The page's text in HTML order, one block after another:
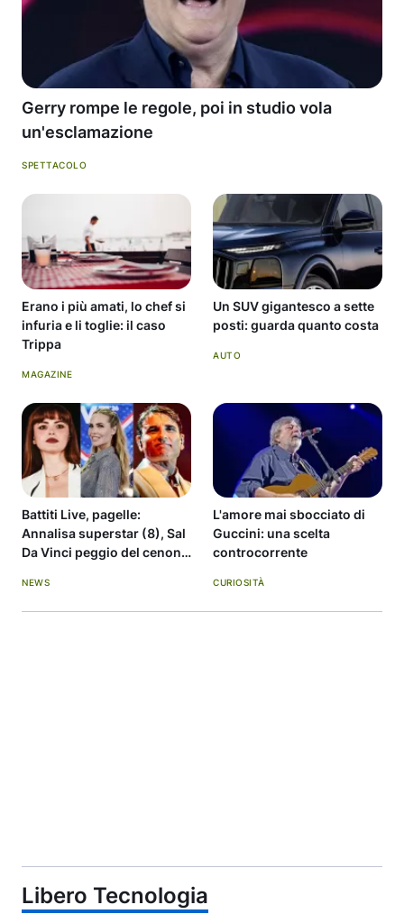
Gerry rompe le regole, poi in studio vola
un'esclamazione
SPETTACOLO
Erano i più amati, lo chef si
infuria e li toglie: il caso
Trippa
MAGAZINE
Un SUV gigantesco a sette
posti: guarda quanto costa
AUTO
Battiti Live, pagelle:
Annalisa superstar (8), Sal
Da Vinci peggio del cenone
NEWS
L'amore mai sbocciato di
Guccini: una scelta
controcorrente
CURIOSITÀ
Libero Tecnologia